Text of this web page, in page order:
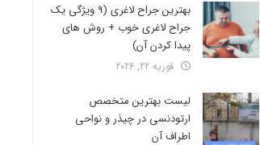
بهترین جراح لاغری (9 ویژگی یک
جراح لاغری خوب + روش های
پیدا کردن آن)
فوریه 22, 2026
لیست بهترین متخصص
ارتودنسی در چیذر و نواحی
اطراف آن